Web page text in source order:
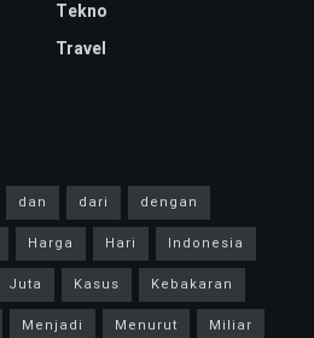
Tekno
Travel
dan dari
dengan
Harga Hari
Indonesia
Juta Kasus
Kebakaran
Menjadi Menurut
Miliar